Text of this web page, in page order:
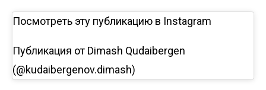
Посмотреть эту публикацию в Instagram
Публикация от Dimash Qudaibergen
(@kudaibergenov.dimash)